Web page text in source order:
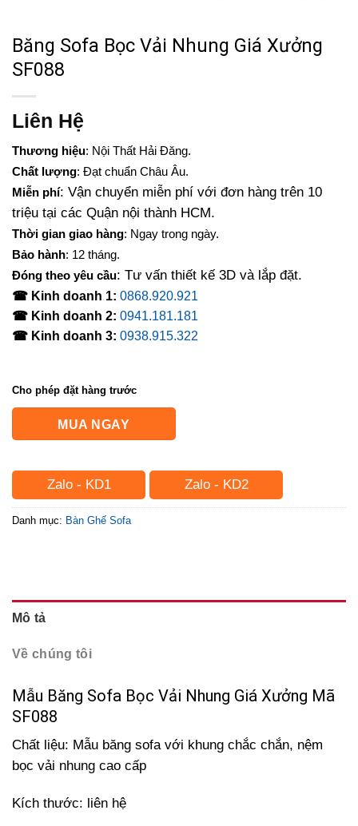
Băng Sofa Bọc Vải Nhung Giá Xưởng
SF088
Liên Hệ
Thương hiệu: Nội Thất Hải Đăng.
Chất lượng: Đạt chuẩn Châu Âu.
Miễn phí: Vận chuyển miễn phí với đơn hàng trên 10
triệu tại các Quận nội thành HCM.
Thời gian giao hàng: Ngay trong ngày.
Bảo hành: 12 tháng.
Đóng theo yêu cầu: Tư vấn thiết kế 3D và lắp đặt.
☎ Kinh doanh 1: 0868.920.921
☎ Kinh doanh 2: 0941.181.181
☎ Kinh doanh 3: 0938.915.322
Cho phép đặt hàng trước
MUA NGAY
Zalo - KD1 Zalo - KD2
Danh mục: Bàn Ghế Sofa
Mô tả
Về chúng tôi
Mẫu Băng Sofa Bọc Vải Nhung Giá Xưởng Mã
SF088
Chất liệu: Mẫu băng sofa với khung chắc chắn, nệm
bọc vải nhung cao cấp
Kích thước: liên hệ